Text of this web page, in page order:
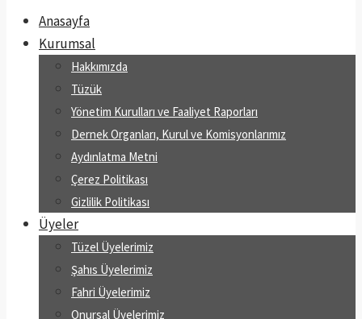
Anasayfa
Kurumsal
Hakkımızda
Tüzük
Yönetim Kurulları ve Faaliyet Raporları
Dernek Organları, Kurul ve Komisyonlarımız
Aydınlatma Metni
Çerez Politikası
Gizlilik Politikası
Üyeler
Tüzel Üyelerimiz
Şahıs Üyelerimiz
Fahri Üyelerimiz
Onursal Üyelerimiz